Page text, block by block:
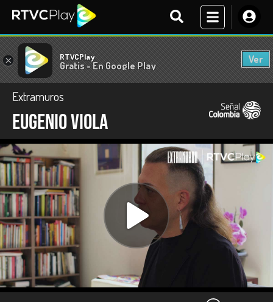
× RTVCPlay
Gratis - En Google Play
Ver
Extramuros
Eugenio Viola